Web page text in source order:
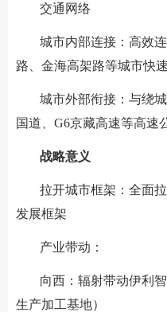
交通网络
城市内部连接：高效
路、金海高架路等城市快
城市外部衔接：与绕
国道、G6京藏高速等高速
战略意义
拉开城市框架：全面
发展框架
产业带动：
向西：辐射带动伊利
生产加工基地）